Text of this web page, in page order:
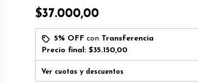
$37.000,00
5% OFFcon Transferencia
Precio final: $35.150,00
Ver cuotas y descuentos